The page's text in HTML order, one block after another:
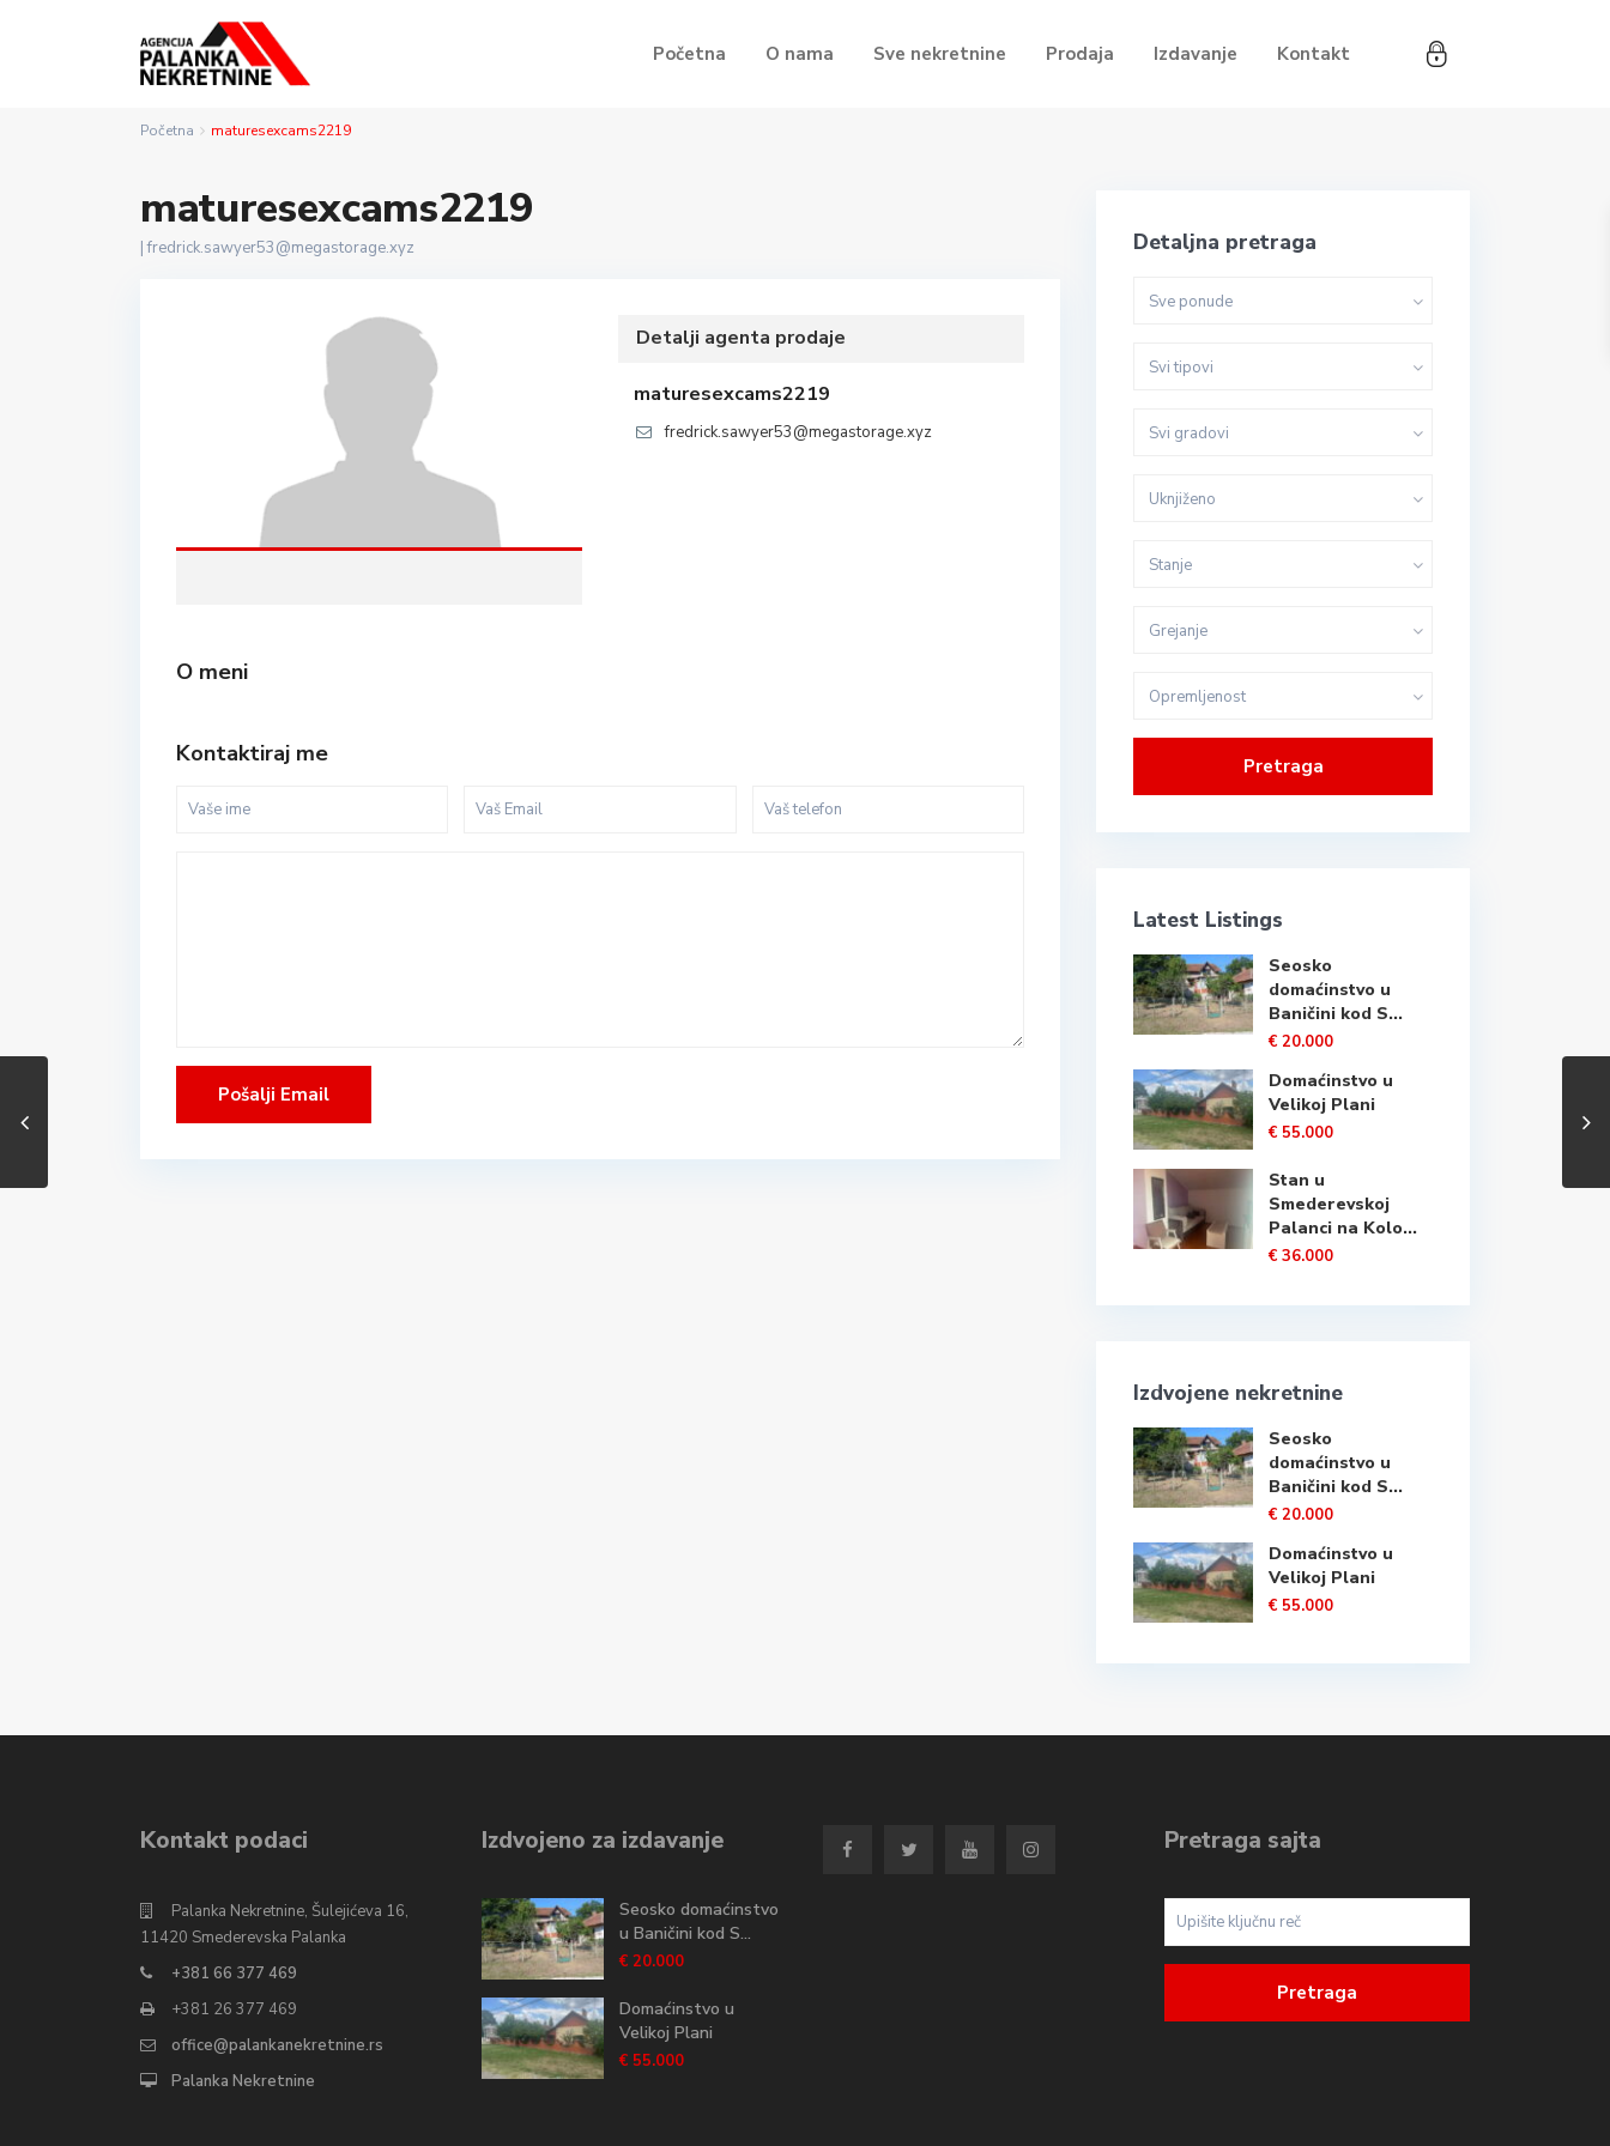
Početna O nama Sve nekretnine Prodaja Izdavanje Kontakt
Početna maturesexcams2219
maturesexcams2219
|fredrick.sawyer53@megastorage.xyz
Detalji agenta prodaje
maturesexcams2219
fredrick.sawyer53@megastorage.xyz
O meni
Kontaktiraj me
Detaljna pretraga
Sve ponude
Svi tipovi
Svi gradovi
Uknjiženo
Stanje
Grejanje
Opremljenost
Pretraga
Latest Listings
Seosko
domaćinstvo u
Baničini kod S...
€ 20.000
Domaćinstvo u
Velikoj Plani
€ 55.000
Stan u
Smederevskoj
Palanci na Kolo...
€ 36.000
Izdvojene nekretnine
Seosko
domaćinstvo u
Baničini kod S...
€ 20.000
Domaćinstvo u
Velikoj Plani
€ 55.000
Kontakt podaci
Palanka Nekretnine, Šulejićeva 16,
11420 Smederevska Palanka
+381 66 377 469
+381 26 377 469
office@palankanekretnine.rs
Palanka Nekretnine
Izdvojeno za izdavanje
Seosko domaćinstvo
u Baničini kod S...
€ 20.000
Domaćinstvo u
Velikoj Plani
€ 55.000
Pretraga sajta
Pretraga